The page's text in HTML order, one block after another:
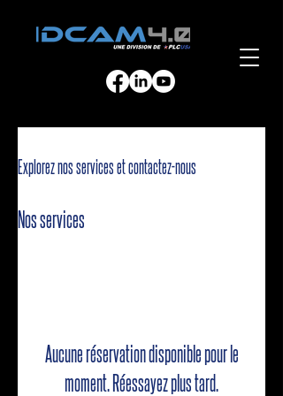
Explorez nos services et contactez-nous
Nos services
Aucune réservation disponible pour le
moment. Réessayez plus tard.